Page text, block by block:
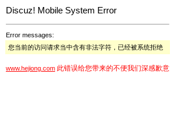
Discuz! Mobile System Error
Error messages:
您当前的访问请求当中含有非法字符，已经被系统拒绝
www.hejiong.com 此错误给您带来的不便我们深感歉意